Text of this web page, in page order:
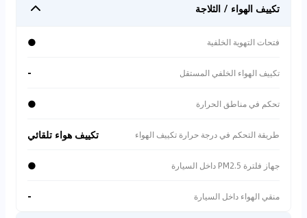
تكييف الهواء / الثلاجة
فتحات التهوية الخلفية ●
تكييف الهواء الخلفي المستقل -
تحكم في مناطق الحرارة ●
طريقة التحكم في درجة حرارة تكييف الهواء تكييف هواء تلقائي
جهاز فلترة PM2.5 داخل السيارة ●
منقي الهواء داخل السيارة -